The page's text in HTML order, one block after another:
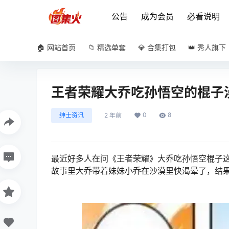
公告 成为会员 必看说明
🏠 网站首页 📁 精选单套 💎 合集打包 👑 秀人旗下
王者荣耀大乔吃孙悟空的棍子
绅士资讯 2 年前 0 8
最近好多人在问《王者荣耀》大乔吃孙悟空棍子
故事里大乔带着妹妹小乔在沙漠里快渴晕了，